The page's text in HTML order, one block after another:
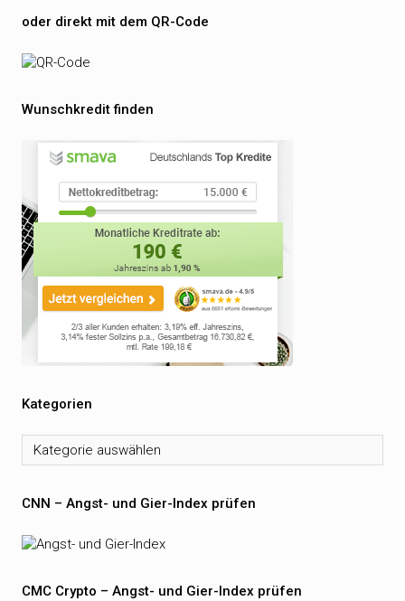
oder direkt mit dem QR-Code
Wunschkredit finden
Kategorien
Kategorien
CNN – Angst- und Gier-Index prüfen
CMC Crypto – Angst- und Gier-Index prüfen